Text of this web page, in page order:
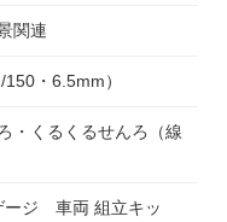
関連
・6.5mm）
くるくるせんろ（線
ジ 車両 組立キッ